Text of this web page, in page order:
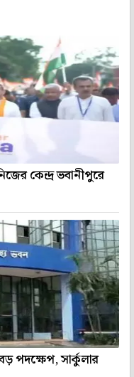
কেন্দ্র ভবানীপুরে
পদক্ষেপ, সার্কুলার